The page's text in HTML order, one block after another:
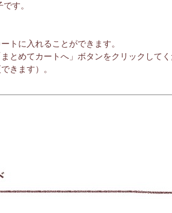
す。
トに入れることができます。
とめてカートへ」ボタンをクリックして
きます）。